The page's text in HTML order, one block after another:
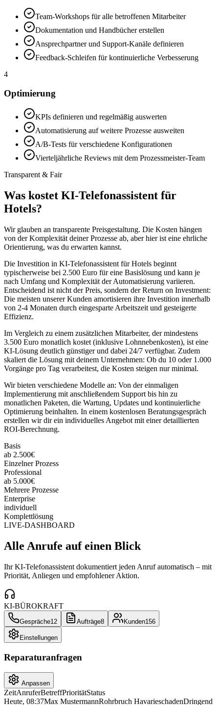
Team-Workshops für alle betroffenen Mitarbeiter
Dokumentation und Handbücher erstellen
Ansprechpartner und Support-Kanäle definieren
Feedback-Schleifen für kontinuierliche Verbesserung
4
Optimierung
KPIs definieren und regelmäßig auswerten
Automatisierung auf weitere Prozesse ausweiten
A/B-Tests für verschiedene Konfigurationen
Vierteljährliche Reviews mit dem Prozessmeister-Team
Transparent & Fair
Was kostet KI-Telefonassistent für
Hotels?
Wir glauben an transparente Preisgestaltung. Die Kosten hängen
von der Komplexität deiner Prozesse ab, aber hier ist eine ehrliche
Orientierung, was du erwarten kannst.
Die Investition in KI-Telefonassistent für Hotels beginnt
typischerweise bei 2.500 Euro für eine Basislösung und kann je
nach Umfang und Komplexität der Automatisierung variieren.
Entscheidend ist nicht der Preis, sondern der Return on Investment:
Die meisten unserer Kunden amortisieren ihre Investition innerhalb
von 2-4 Monaten durch eingesparte Arbeitszeit und gesteigerte
Effizienz.
Im Vergleich zu einem zusätzlichen Mitarbeiter, der mindestens
3.500 Euro monatlich kostet (inklusive Lohnnebenkosten), ist eine
KI-Lösung deutlich günstiger und dabei 24/7 verfügbar. Zudem
skaliert die Lösung mit deinem Unternehmen: Ob du 10 oder 1.000
Vorgänge pro Tag verarbeitest, die Kosten steigen nur minimal.
Wir bieten verschiedene Modelle an: Von der einmaligen
Implementierung mit anschließendem Support bis hin zu
monatlichen Paketen, die Wartung, Updates und kontinuierliche
Optimierung beinhalten. In einem kostenlosen Beratungsgespräch
erstellen wir dir ein individuelles Angebot mit einer detaillierten
ROI-Berechnung.
Basis
ab 2.500€
Einzelner Prozess
Professional
ab 5.000€
Mehrere Prozesse
Enterprise
individuell
Komplettlösung
LIVE-DASHBOARD
Alle Anrufe auf einen Blick
Ihr KI-Telefonassistent dokumentiert jeden Anruf automatisch – mit
Priorität, Anliegen und empfohlener Aktion.
KI-BÜROKRAFT
Gespräche12 Aufträge8 Kunden156
Einstellungen
Reparaturanfragen
Anpassen
ZeitAnruferBetreffPrioritätStatus
Heute, 08:37Max MustermannRohrbruch HavarieschadenDringend